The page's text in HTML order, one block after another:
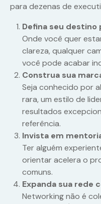
para dezenas de
Defina seu destino
Onde você quer
clareza, qualquer
você pode acabar
Construa sua
Seja conhecido por
rara, um estilo de
resultados
referência.
Invista em
Ter alguém
orientar acelera o
comuns.
Expanda sua rede
Networking não é